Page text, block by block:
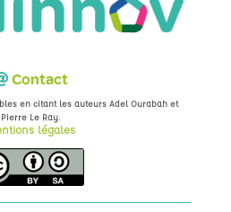
Contact
en citant les auteurs Adel Ourabah et
Pierre Le Ray.
légales